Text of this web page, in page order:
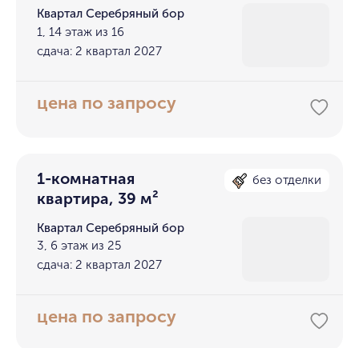
Квартал Серебряный бор
1, 14 этаж из 16
сдача: 2 квартал 2027
цена по запросу
1-комнатная
квартира, 39 м²
без отделки
Квартал Серебряный бор
3, 6 этаж из 25
сдача: 2 квартал 2027
цена по запросу